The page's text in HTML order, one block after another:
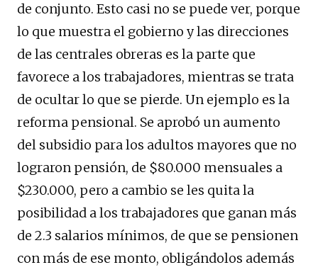
de conjunto. Esto casi no se puede ver, porque
lo que muestra el gobierno y las direcciones
de las centrales obreras es la parte que
favorece a los trabajadores, mientras se trata
de ocultar lo que se pierde. Un ejemplo es la
reforma pensional. Se aprobó un aumento
del subsidio para los adultos mayores que no
lograron pensión, de $80.000 mensuales a
$230.000, pero a cambio se les quita la
posibilidad a los trabajadores que ganan más
de 2.3 salarios mínimos, de que se pensionen
con más de ese monto, obligándolos además